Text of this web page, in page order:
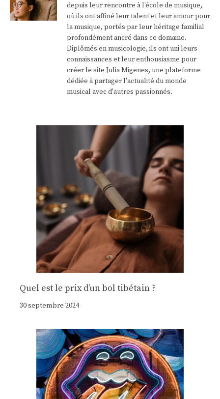
depuis leur rencontre à l'école de musique,
où ils ont affiné leur talent et leur amour pour
la musique, portés par leur héritage familial
profondément ancré dans ce domaine.
Diplômés en musicologie, ils ont uni leurs
connaissances et leur enthousiasme pour
créer le site Julia Migenes, une plateforme
dédiée à partager l'actualité du monde
musical avec d'autres passionnés.
Quel est le prix d’un bol tibétain ?
30 septembre 2024